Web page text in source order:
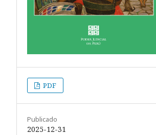
PDF
Publicado
2025-12-31